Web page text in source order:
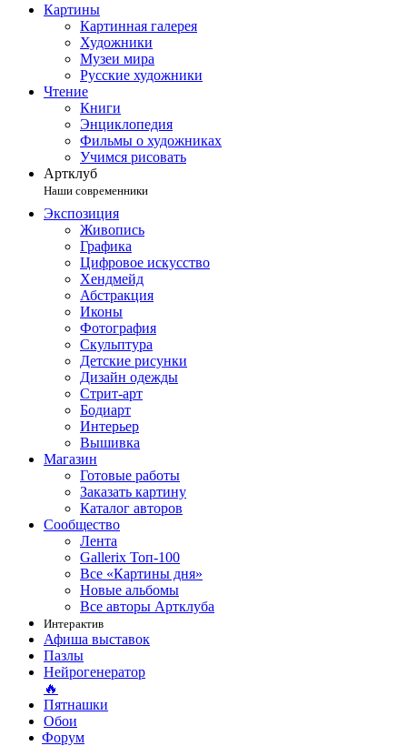
Картины
Картинная галерея
Художники
Музеи мира
Русские художники
Чтение
Книги
Энциклопедия
Фильмы о художниках
Учимся рисовать
Артклуб
Наши современники
Экспозиция
Живопись
Графика
Цифровое искусство
Хендмейд
Абстракция
Иконы
Фотография
Скульптура
Детские рисунки
Дизайн одежды
Стрит-арт
Бодиарт
Интерьер
Вышивка
Магазин
Готовые работы
Заказать картину
Каталог авторов
Сообщество
Лента
Gallerix Топ-100
Все «Картины дня»
Новые альбомы
Все авторы Артклуба
Интерактив
Афиша выставок
Пазлы
Нейрогенератор
🔥
Пятнашки
Обои
Форум